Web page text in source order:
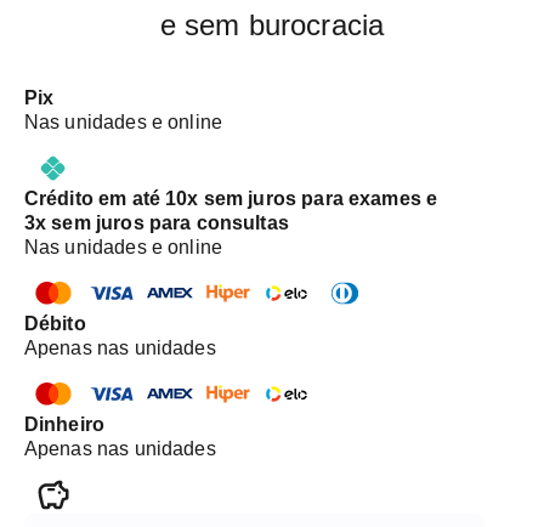
e sem burocracia
Pix
Nas unidades e online
Crédito em até 10x sem juros para exames e
3x sem juros para consultas
Nas unidades e online
Débito
Apenas nas unidades
Dinheiro
Apenas nas unidades